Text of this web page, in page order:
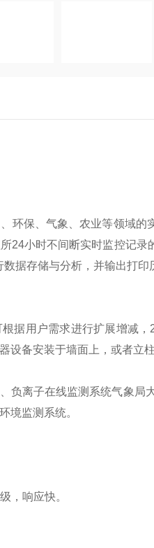
环保、气象、农业等领域
24小时不间断实时监控记
据存储与分析，并输出打
据用户需求进行扩展增减
备安装于墙面上，或者立
负离子在线监测系统气象
境监测系统。
，响应快。